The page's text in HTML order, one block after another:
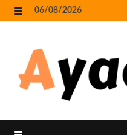
Skip
to
06/08/2026